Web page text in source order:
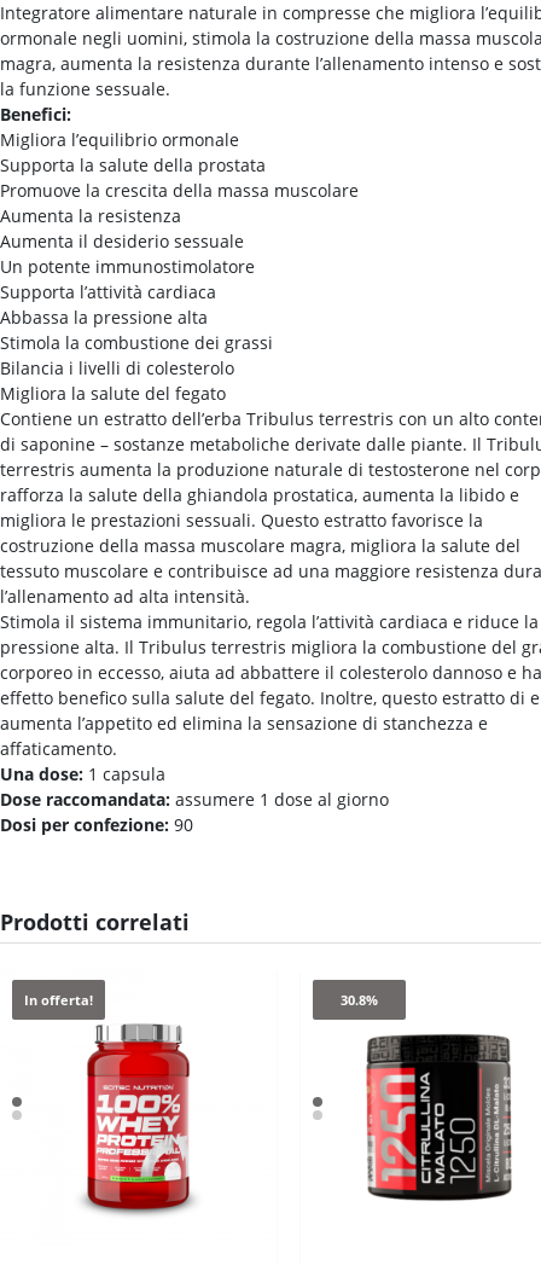
Integratore alimentare naturale in compresse che migliora
ormonale negli uomini, stimola la costruzione della massa
magra, aumenta la resistenza durante l’allenamento intenso e
la funzione sessuale.
Benefici:
Migliora l’equilibrio ormonale
Supporta la salute della prostata
Promuove la crescita della massa muscolare
Aumenta la resistenza
Aumenta il desiderio sessuale
Un potente immunostimolatore
Supporta l’attività cardiaca
Abbassa la pressione alta
Stimola la combustione dei grassi
Bilancia i livelli di colesterolo
Migliora la salute del fegato
Contiene un estratto dell’erba Tribulus terrestris con un alto
di saponine – sostanze metaboliche derivate dalle piante. Il
terrestris aumenta la produzione naturale di testosterone nel
rafforza la salute della ghiandola prostatica, aumenta la libido e
migliora le prestazioni sessuali. Questo estratto favorisce la
costruzione della massa muscolare magra, migliora la salute del
tessuto muscolare e contribuisce ad una maggiore resistenza
l’allenamento ad alta intensità.
Stimola il sistema immunitario, regola l’attività cardiaca e riduce la
pressione alta. Il Tribulus terrestris migliora la combustione del
corporeo in eccesso, aiuta ad abbattere il colesterolo dannoso e
effetto benefico sulla salute del fegato. Inoltre, questo estratto di
aumenta l’appetito ed elimina la sensazione di stanchezza e
affaticamento.
Una dose: 1 capsula
Dose raccomandata: assumere 1 dose al giorno
Dosi per confezione: 90
Prodotti correlati
In offerta! 30.8%